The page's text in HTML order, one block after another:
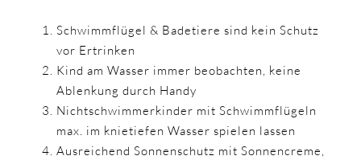
Schwimmflügel & Badetiere sind kein Schutz
vor Ertrinken
Kind am Wasser immer beobachten, keine
Ablenkung durch Handy
Nichtschwimmerkinder mit Schwimmflügeln
max. im knietiefen Wasser spielen lassen
Ausreichend Sonnenschutz mit Sonnencreme,